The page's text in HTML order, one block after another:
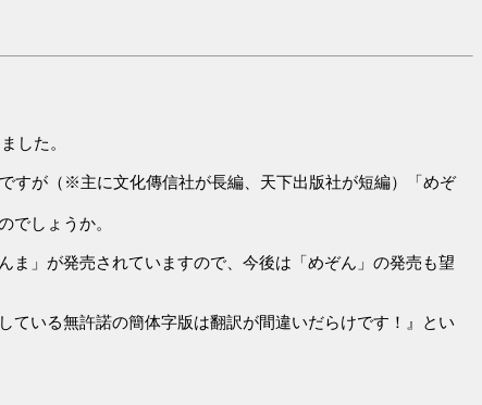
した。
すが（※主に文化傳信社が長編、天下出版社が短編）「めぞ
でしょうか。
ま」が発売されていますので、今後は「めぞん」の発売も望
いる無許諾の簡体字版は翻訳が間違いだらけです！』とい